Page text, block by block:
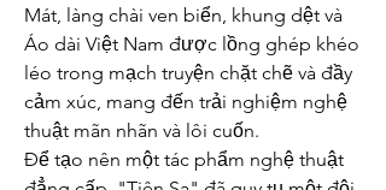
Mát, làng chài ven biển, khung dệt và
Áo dài Việt Nam được lồng ghép khéo
léo trong mạch truyện chặt chẽ và đầy
cảm xúc, mang đến trải nghiệm nghệ
thuật mãn nhãn và lôi cuốn.
Để tạo nên một tác phẩm nghệ thuật